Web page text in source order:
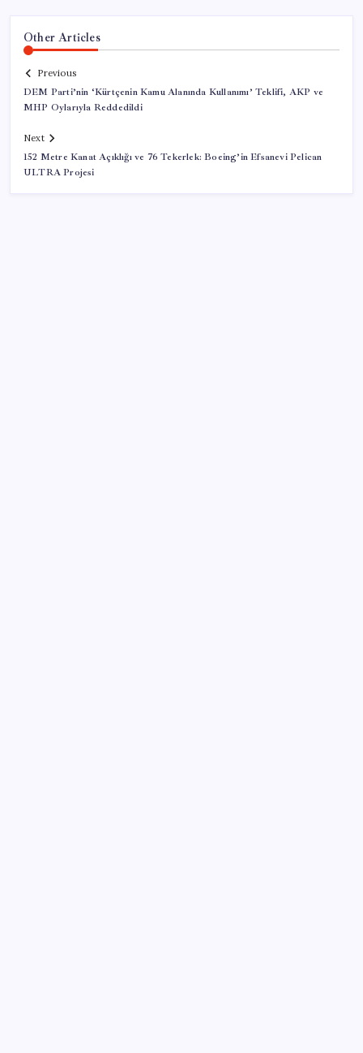
Other Articles
Previous
DEM Parti’nin ‘Kürtçenin Kamu Alanında Kullanımı’ Teklifi, AKP ve
MHP Oylarıyla Reddedildi
Next
152 Metre Kanat Açıklığı ve 76 Tekerlek: Boeing’in Efsanevi Pelican
ULTRA Projesi